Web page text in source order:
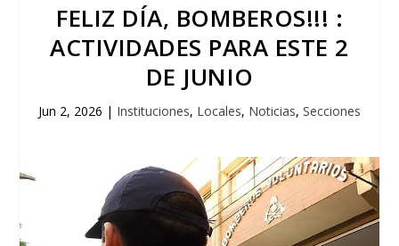
FELIZ DÍA, BOMBEROS!!! :
ACTIVIDADES PARA ESTE 2
DE JUNIO
Jun 2, 2026 | Instituciones, Locales, Noticias, Secciones